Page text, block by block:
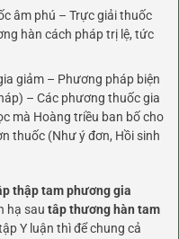
âm phú – Trực giải thuốc
hàn cách pháp trị lệ, tức
giảm – Phương pháp biện
– Các phương thuốc gia
mà Hoàng triều ban bố cho
thuốc (Như ý đơn, Hồi sinh
thập tam phương gia
hạ sau tâp thương hàn tam
Y luận thì để chung cả